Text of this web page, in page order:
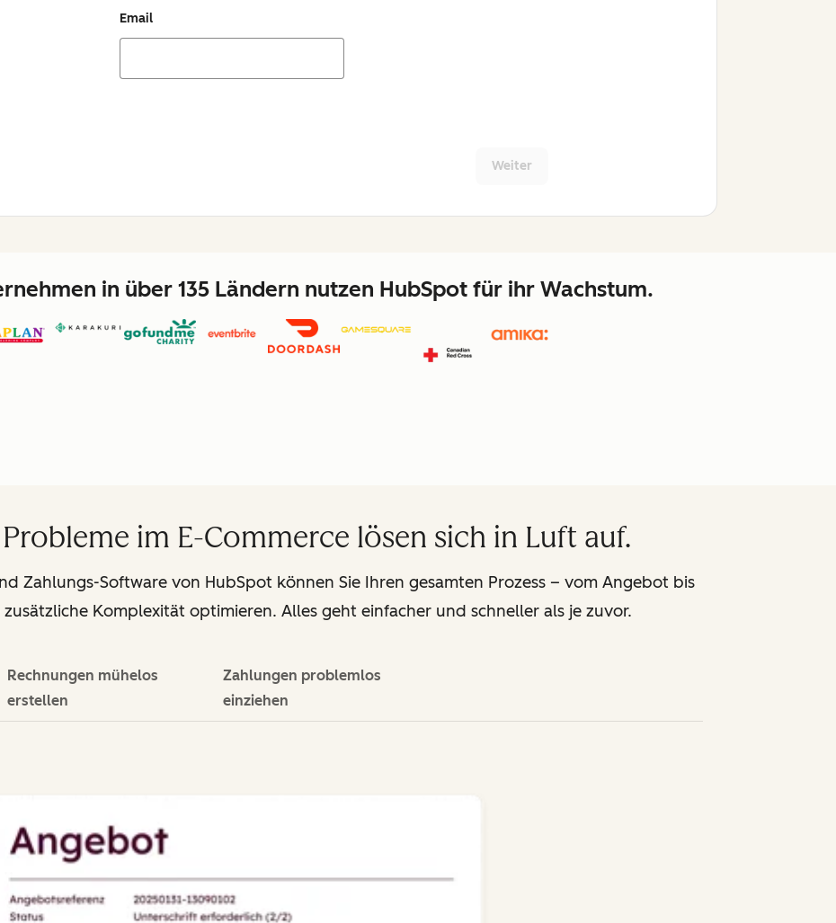
Email
Weiter
in über 135 Ländern nutzen HubSpot für ihr Wachstum.
im E-Commerce lösen sich in Luft auf.
Zahlungs-Software von HubSpot können Sie Ihren gesamten Prozess – vom Angebot bis
Komplexität optimieren. Alles geht einfacher und schneller als je zuvor.
Rechnungen mühelos
erstellen
Zahlungen problemlos
einziehen